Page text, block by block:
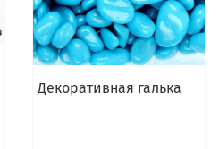
Декоративная галька